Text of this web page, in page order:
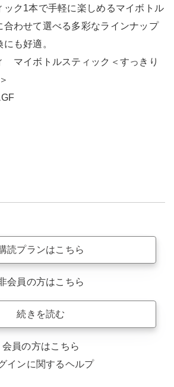
ック1本で手軽に楽しめるマイボトル
合わせて選べる多彩なラインナップ
も好適。
マイボトルスティック＜すっきり
読プランはこちら
会員の方はこちら
続きを読む
会員の方はこちら
インに関するヘルプ